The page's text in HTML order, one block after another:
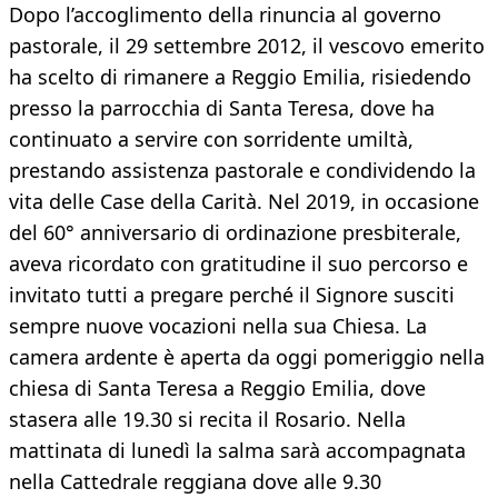
Dopo l’accoglimento della rinuncia al governo
pastorale, il 29 settembre 2012, il vescovo emerito
ha scelto di rimanere a Reggio Emilia, risiedendo
presso la parrocchia di Santa Teresa, dove ha
continuato a servire con sorridente umiltà,
prestando assistenza pastorale e condividendo la
vita delle Case della Carità. Nel 2019, in occasione
del 60° anniversario di ordinazione presbiterale,
aveva ricordato con gratitudine il suo percorso e
invitato tutti a pregare perché il Signore susciti
sempre nuove vocazioni nella sua Chiesa. La
camera ardente è aperta da oggi pomeriggio nella
chiesa di Santa Teresa a Reggio Emilia, dove
stasera alle 19.30 si recita il Rosario. Nella
mattinata di lunedì la salma sarà accompagnata
nella Cattedrale reggiana dove alle 9.30